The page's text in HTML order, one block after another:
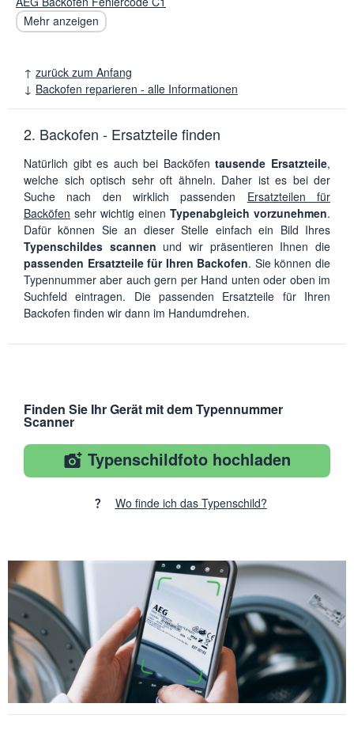
Mehr anzeigen
↑ zurück zum Anfang
↓ Backofen reparieren - alle Informationen
2. Backofen - Ersatzteile finden
Natürlich gibt es auch bei Backöfentausende Ersatzteile,
welche sich optisch sehr oft ähneln. Daher ist es bei der
Suche nach den wirklich passenden Ersatzteilen für
Backöfen sehr wichtig einen Typenabgleich vorzunehmen.
Dafür können Sie an dieser Stelle einfach ein Bild Ihres
Typenschildes scannen und wir präsentieren Ihnen die
passenden Ersatzteile für Ihren Backofen. Sie können die
Typennummer aber auch gern per Hand unten oder oben im
Suchfeld eintragen. Die passenden Ersatzteile für Ihren
Backofen finden wir dann im Handumdrehen.
Finden Sie Ihr Gerät mit dem Typennummer
Scanner
Typenschildfoto hochladen
Wo finde ich das Typenschild?